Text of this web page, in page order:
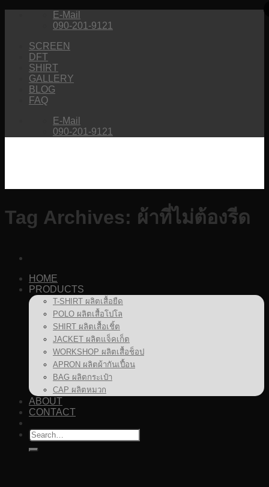
E-Mail
090-201-9121
SCREEN
DFT
SHIRT
GALLERY
BLOG
FAQ
E-Mail
090-201-9121
HOME
PRODUCTS
T-SHIRT ผลิตเสื้อยืด
POLO ผลิตเสื้อโปโล
SHIRT ผลิตเสื้อเชิ้ต
JACKET ผลิตแจ็คเก็ต
WORKSHOP ผลิตเสื้อช็อป
APRON ผลิตผ้ากันเปื้อน
BAG ผลิตกระเป๋า
CAP ผลิตหมวก
ABOUT
CONTACT
Tag Archives: ผ้าที่ไม่ต้องรีด